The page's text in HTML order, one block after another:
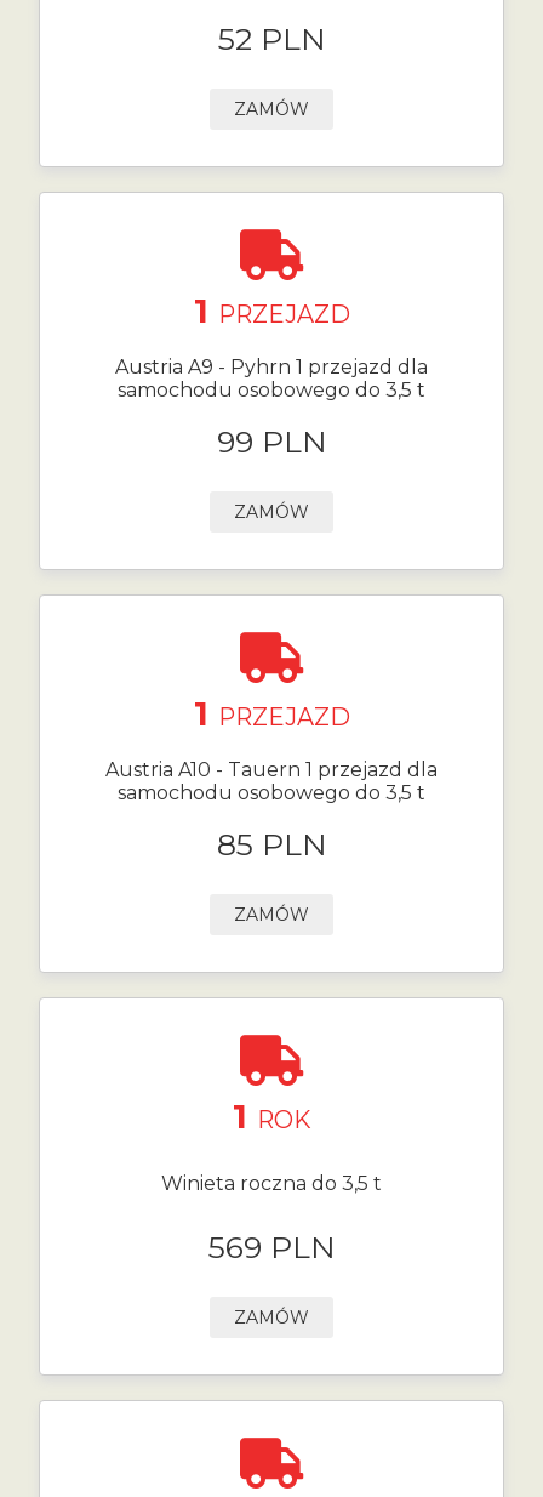
52 PLN
ZAMÓW
1 PRZEJAZD
Austria A9 - Pyhrn 1 przejazd dla
samochodu osobowego do 3,5 t
99 PLN
ZAMÓW
1 PRZEJAZD
Austria A10 - Tauern 1 przejazd dla
samochodu osobowego do 3,5 t
85 PLN
ZAMÓW
1 ROK
Winieta roczna do 3,5 t
569 PLN
ZAMÓW